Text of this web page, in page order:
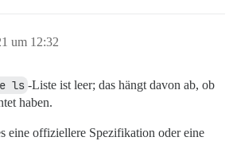
um 12:32
ls -Liste ist leer; das hängt davon ab, ob
haben.
eine offiziellere Spezifikation oder eine